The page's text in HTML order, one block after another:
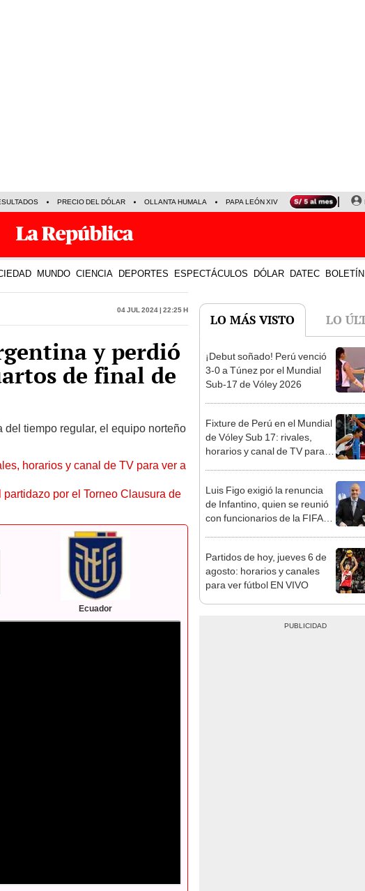
MUNDO CIENCIA DEPORTES ESPECTÁCULOS DÓLAR DATEC BOLETÍN
04 Jul 2024 | 22:25 h
y perdió
de final de
tiempo regular, el equipo norteño
horarios y canal de TV para ver a
por el Torneo Clausura de
Ecuador
LO MÁS VISTO
¡Debut soñado! Perú venció
3-0 a Túnez por el Mundial
Sub-17 de Vóley 2026
Fixture de Perú en el Mundial
de Vóley Sub 17: rivales,
horarios y canal de TV para
ver a la selección en el torneo
Luis Figo exigió la renuncia
de Infantino, quien se reunió
con funcionarios de la FIFA
en Marruecos
Partidos de hoy, jueves 6 de
agosto: horarios y canales
para ver fútbol EN VIVO